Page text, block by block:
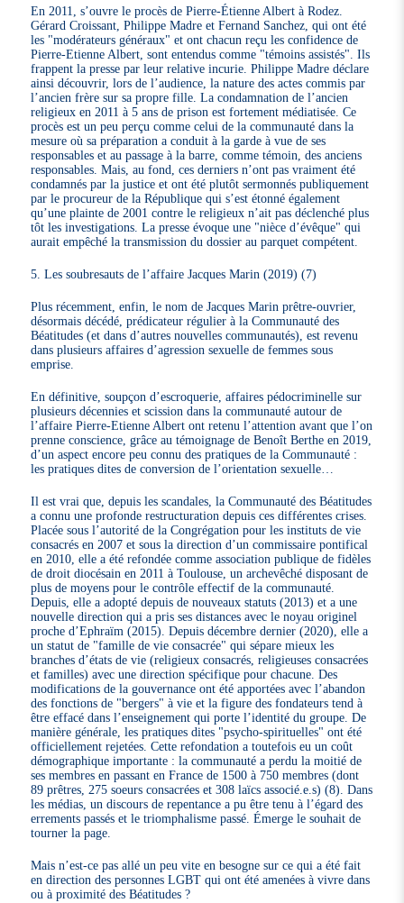
En 2011, s’ouvre le procès de Pierre-Étienne Albert à Rodez.
Gérard Croissant, Philippe Madre et Fernand Sanchez, qui ont été
les "modérateurs généraux" et ont chacun reçu les confidence de
Pierre-Etienne Albert, sont entendus comme "témoins assistés". Ils
frappent la presse par leur relative incurie. Philippe Madre déclare
ainsi découvrir, lors de l’audience, la nature des actes commis par
l’ancien frère sur sa propre fille. La condamnation de l’ancien
religieux en 2011 à 5 ans de prison est fortement médiatisée. Ce
procès est un peu perçu comme celui de la communauté dans la
mesure où sa préparation a conduit à la garde à vue de ses
responsables et au passage à la barre, comme témoin, des anciens
responsables. Mais, au fond, ces derniers n’ont pas vraiment été
condamnés par la justice et ont été plutôt sermonnés publiquement
par le procureur de la République qui s’est étonné également
qu’une plainte de 2001 contre le religieux n’ait pas déclenché plus
tôt les investigations. La presse évoque une "nièce d’évêque" qui
aurait empêché la transmission du dossier au parquet compétent.
5. Les soubresauts de l’affaire Jacques Marin (2019) (7)
Plus récemment, enfin, le nom de Jacques Marin prêtre-ouvrier,
désormais décédé, prédicateur régulier à la Communauté des
Béatitudes (et dans d’autres nouvelles communautés), est revenu
dans plusieurs affaires d’agression sexuelle de femmes sous
emprise.
En définitive, soupçon d’escroquerie, affaires pédocriminelle sur
plusieurs décennies et scission dans la communauté autour de
l’affaire Pierre-Etienne Albert ont retenu l’attention avant que l’on
prenne conscience, grâce au témoignage de Benoît Berthe en 2019,
d’un aspect encore peu connu des pratiques de la Communauté :
les pratiques dites de conversion de l’orientation sexuelle…
Il est vrai que, depuis les scandales, la Communauté des Béatitudes
a connu une profonde restructuration depuis ces différentes crises.
Placée sous l’autorité de la Congrégation pour les instituts de vie
consacrés en 2007 et sous la direction d’un commissaire pontifical
en 2010, elle a été refondée comme association publique de fidèles
de droit diocésain en 2011 à Toulouse, un archevêché disposant de
plus de moyens pour le contrôle effectif de la communauté.
Depuis, elle a adopté depuis de nouveaux statuts (2013) et a une
nouvelle direction qui a pris ses distances avec le noyau originel
proche d’Ephraïm (2015). Depuis décembre dernier (2020), elle a
un statut de "famille de vie consacrée" qui sépare mieux les
branches d’états de vie (religieux consacrés, religieuses consacrées
et familles) avec une direction spécifique pour chacune. Des
modifications de la gouvernance ont été apportées avec l’abandon
des fonctions de "bergers" à vie et la figure des fondateurs tend à
être effacé dans l’enseignement qui porte l’identité du groupe. De
manière générale, les pratiques dites "psycho-spirituelles" ont été
officiellement rejetées. Cette refondation a toutefois eu un coût
démographique importante : la communauté a perdu la moitié de
ses membres en passant en France de 1500 à 750 membres (dont
89 prêtres, 275 soeurs consacrées et 308 laïcs associé.e.s) (8). Dans
les médias, un discours de repentance a pu être tenu à l’égard des
errements passés et le triomphalisme passé. Émerge le souhait de
tourner la page.
Mais n’est-ce pas allé un peu vite en besogne sur ce qui a été fait
en direction des personnes LGBT qui ont été amenées à vivre dans
ou à proximité des Béatitudes ?